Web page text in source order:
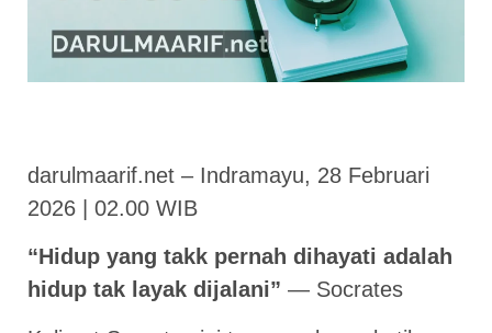
darulmaarif.net – Indramayu, 28 Februari
2026 | 02.00 WIB
“Hidup yang takk pernah dihayati adalah
hidup tak layak dijalani” — Socrates